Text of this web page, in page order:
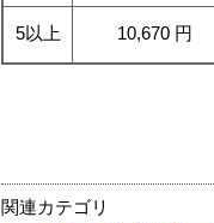
5以上 10,670 円
関連カテゴリ